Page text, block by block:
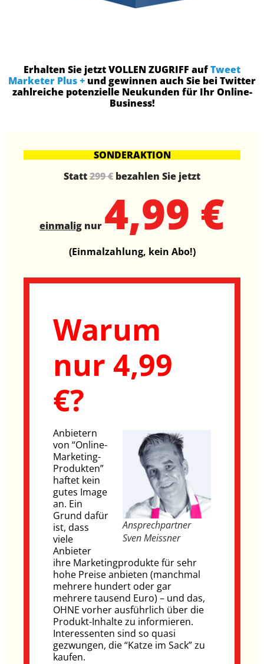
Erhalten Sie jetzt VOLLEN ZUGRIFF aufTweet
Marketer Plus + und gewinnen auch Sie bei Twitter
zahlreiche potenzielle Neukunden für Ihr Online-
Business!
SONDERAKTION
Statt299 € bezahlen Sie jetzt
einmalig nur 4,99 €
(Einmalzahlung, kein Abo!)
Warum
nur 4,99
€?
Ansprechpartner
Sven Meissner
Anbietern
von “Online-
Marketing-
Produkten”
haftet kein
gutes Image
an. Ein
Grund dafür
ist, dass
viele
Anbieter
ihre Marketingprodukte für sehr
hohe Preise anbieten (manchmal
mehrere hundert oder gar
mehrere tausend Euro) – und das,
OHNE vorher ausführlich über die
Produkt-Inhalte zu informieren.
Interessenten sind so quasi
gezwungen, die “Katze im Sack” zu
kaufen.